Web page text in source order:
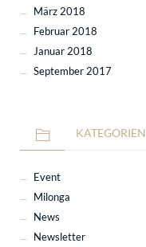
März 2018
Februar 2018
Januar 2018
September 2017
KATEGORIEN
Event
Milonga
News
Newsletter